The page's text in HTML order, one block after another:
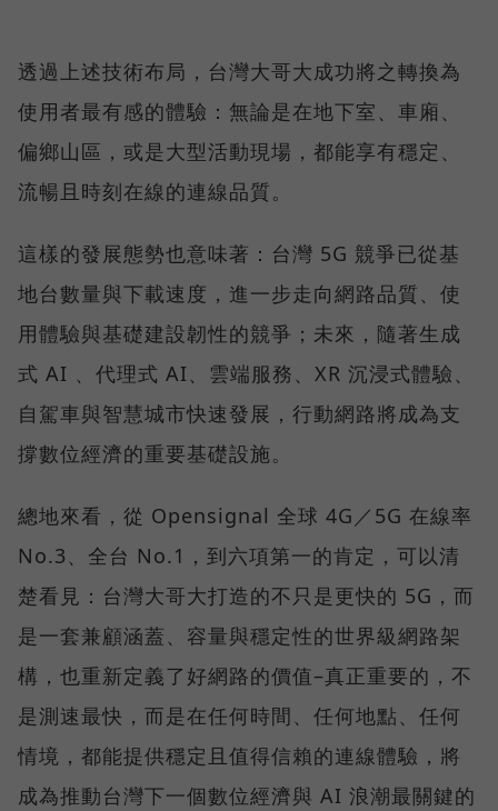
透過上述技術布局，台灣大哥大成功將之轉換為
使用者最有感的體驗：無論是在地下室、車廂、
偏鄉山區，或是大型活動現場，都能享有穩定、
流暢且時刻在線的連線品質。
這樣的發展態勢也意味著：台灣 5G 競爭已從基
地台數量與下載速度，進一步走向網路品質、使
用體驗與基礎建設韌性的競爭；未來，隨著生成
式 AI 、代理式 AI、雲端服務、XR 沉浸式體驗、
自駕車與智慧城市快速發展，行動網路將成為支
撐數位經濟的重要基礎設施。
總地來看，從 Opensignal 全球 4G／5G 在線率
No.3、全台 No.1，到六項第一的肯定，可以清
楚看見：台灣大哥大打造的不只是更快的 5G，而
是一套兼顧涵蓋、容量與穩定性的世界級網路架
構，也重新定義了好網路的價值–真正重要的，不
是測速最快，而是在任何時間、任何地點、任何
情境，都能提供穩定且值得信賴的連線體驗，將
成為推動台灣下一個數位經濟與 AI 浪潮最關鍵的